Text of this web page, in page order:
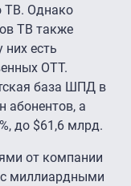
ТВ. Однако
ТВ также
них есть
ОТТ.
база ШПД в
абонентов, а
до $61,6 млрд.
от компании
с миллиардными